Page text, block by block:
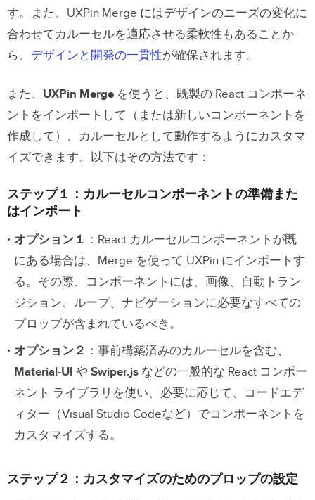
す。また、UXPin Merge にはデザインのニーズの変化に
合わせてカルーセルを適応させる柔軟性もあることか
ら、 デザインと開発の一貫性が確保されます。
また、 UXPin Merge を使うと、既製の React コンポーネ
ントをインポートして（または新しいコンポーネントを
作成して）、カルーセルとして動作するようにカスタマ
イズできます。以下はその方法です：
ステップ１：カルーセルコンポーネントの準備また
はインポート
オプション１ ：React カルーセルコンポーネントが既
にある場合は、Merge を使って UXPin にインポートす
る。その際、コンポーネントには、画像、自動トラン
ジション、ループ、ナビゲーションに必要なすべての
プロップが含まれているべき。
オプション２ ：事前構築済みのカルーセルを含む、
Material-UI や Swiper.js などの一般的な React コンポー
ネント ライブラリを使い、必要に応じて、コードエデ
ィター（Visual Studio Codeなど）でコンポーネントを
カスタマイズする。
ステップ２：カスタマイズのためのプロップの設定